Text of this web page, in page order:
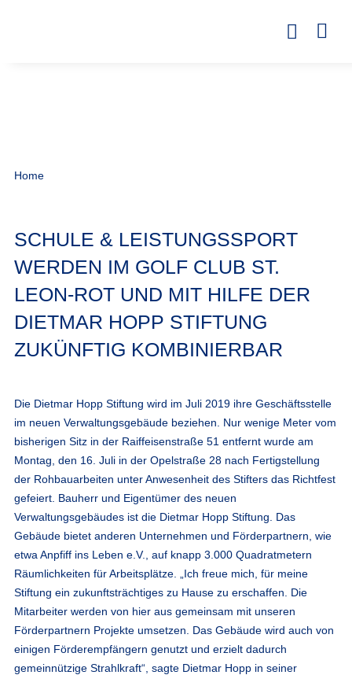
Home
SCHULE & LEISTUNGSSPORT
WERDEN IM GOLF CLUB ST.
LEON-ROT UND MIT HILFE DER
DIETMAR HOPP STIFTUNG
ZUKÜNFTIG KOMBINIERBAR
Die Dietmar Hopp Stiftung wird im Juli 2019 ihre Geschäftsstelle
im neuen Verwaltungsgebäude beziehen. Nur wenige Meter vom
bisherigen Sitz in der Raiffeisenstraße 51 entfernt wurde am
Montag, den 16. Juli in der Opelstraße 28 nach Fertigstellung
der Rohbauarbeiten unter Anwesenheit des Stifters das Richtfest
gefeiert. Bauherr und Eigentümer des neuen
Verwaltungsgebäudes ist die Dietmar Hopp Stiftung. Das
Gebäude bietet anderen Unternehmen und Förderpartnern, wie
etwa Anpfiff ins Leben e.V., auf knapp 3.000 Quadratmetern
Räumlichkeiten für Arbeitsplätze. „Ich freue mich, für meine
Stiftung ein zukunftsträchtiges zu Hause zu erschaffen. Die
Mitarbeiter werden von hier aus gemeinsam mit unseren
Förderpartnern Projekte umsetzen. Das Gebäude wird auch von
einigen Förderempfängern genutzt und erzielt dadurch
gemeinnützige Strahlkraft“, sagte Dietmar Hopp in seiner